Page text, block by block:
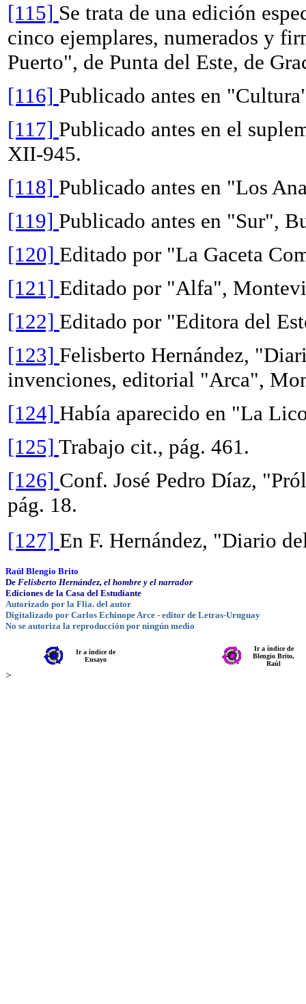
[115] Se trata de una edición
cinco ejemplares, numerados y
Puerto", de Punta del Este, de
[116] Publicado antes en
[117] Publicado antes en el
XII-945.
[118] Publicado antes en "Los
[119] Publicado antes en "Sur",
[120] Editado por "La Gaceta
[121] Editado por "Alfa",
[122] Editado por "Editora del
[123] Felisberto Hernández,
invenciones, editorial "Arca",
[124] Había aparecido en "La
[125] Trabajo cit., pág. 461.
[126] Conf. José Pedro Díaz,
pág. 18.
[127] En F. Hernández, "Diario
Raúl Blengio Brito
De Felisberto Hernández, el hombre y el narrador
Ediciones de la Casa del Estudiante
Autorizado por la Flia. del autor
Digitalizado por Carlos Echinope Arce - editor de Letras-Uruguay
No se autoriza la reproducción por ningún medio
Ir a índice de
Ensayo
Ir a índice de
Blengio Brito,
Raúl
>